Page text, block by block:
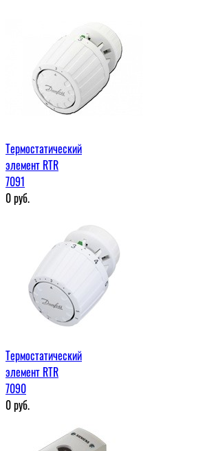
Термостатический
элемент RTR
7091
0руб.
Термостатический
элемент RTR
7090
0руб.